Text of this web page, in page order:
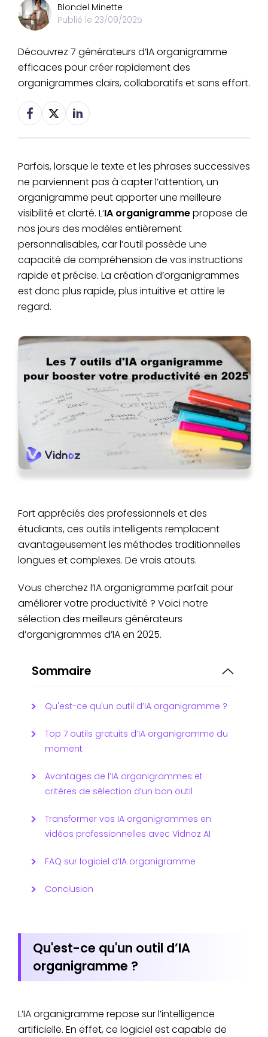
Blondel Minette
Publié le 23/09/2025
Découvrez 7 générateurs d’IA organigramme
efficaces pour créer rapidement des
organigrammes clairs, collaboratifs et sans effort.
Parfois, lorsque le texte et les phrases successives
ne parviennent pas à capter l’attention, un
organigramme peut apporter une meilleure
visibilité et clarté. L’IA organigrammepropose de
nos jours des modèles entièrement
personnalisables, car l’outil possède une
capacité de compréhension de vos instructions
rapide et précise. La création d’organigrammes
est donc plus rapide, plus intuitive et attire le
regard.
Fort appréciés des professionnels et des
étudiants, ces outils intelligents remplacent
avantageusement les méthodes traditionnelles
longues et complexes. De vrais atouts.
Vous cherchez l’IA organigramme parfait pour
améliorer votre productivité ? Voici notre
sélection des meilleurs générateurs
d’organigrammes d’IA en 2025.
Sommaire
Qu'est-ce qu'un outil d’IA organigramme ?
Top 7 outils gratuits d’IA organigramme du
moment
Avantages de l’IA organigrammes et
critères de sélection d’un bon outil
Transformer vos IA organigrammes en
vidéos professionnelles avec Vidnoz AI
FAQ sur logiciel d’IA organigramme
Conclusion
Qu'est-ce qu'un outil d’IA
organigramme ?
L’IA organigramme repose sur l’intelligence
artificielle. En effet, ce logiciel est capable de